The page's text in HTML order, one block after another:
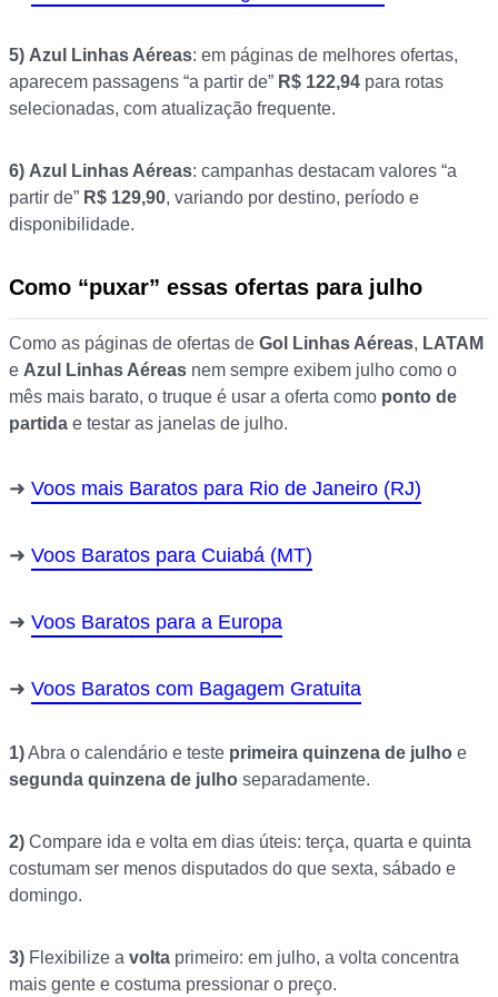
5) Azul Linhas Aéreas: em páginas de melhores ofertas,
aparecem passagens “a partir de” R$ 122,94 para rotas
selecionadas, com atualização frequente.
6) Azul Linhas Aéreas: campanhas destacam valores “a
partir de” R$ 129,90, variando por destino, período e
disponibilidade.
Como “puxar” essas ofertas para julho
Como as páginas de ofertas de Gol Linhas Aéreas, LATAM
e Azul Linhas Aéreas nem sempre exibem julho como o
mês mais barato, o truque é usar a oferta como ponto de
partida e testar as janelas de julho.
Voos mais Baratos para Rio de Janeiro (RJ)
Voos Baratos para Cuiabá (MT)
Voos Baratos para a Europa
Voos Baratos com Bagagem Gratuita
1)Abra o calendário e teste primeira quinzena de julho e
segunda quinzena de julho separadamente.
2) Compare ida e volta em dias úteis: terça, quarta e quinta
costumam ser menos disputados do que sexta, sábado e
domingo.
3) Flexibilize a volta primeiro: em julho, a volta concentra
mais gente e costuma pressionar o preço.